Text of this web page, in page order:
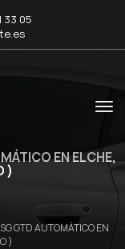
33 05
EN ELCHE,
)
GTD AUTOMÁTICO EN
)